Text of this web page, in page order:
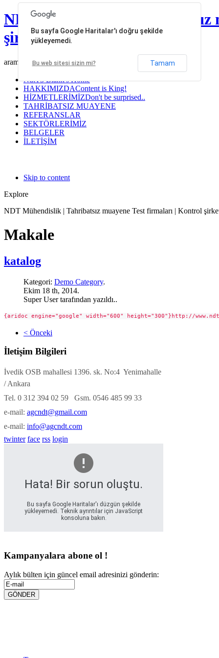
NDT Mühendislik |
şirketleri
arama...
NdtT3 Blank's Home
HAKKIMIZDAContent is King!
HİZMETLERİMİZDon't be surprised..
TAHRİBATSIZ MUAYENE
REFERANSLAR
SEKTÖRLERİMİZ
BELGELER
İLETİŞİM
Skip to content
Explore
NDT Mühendislik | Tahribatsız muayene Test firmaları | Kontrol
Makale
katalog
Kategori: Demo Category.
Ekim 18 th, 2014.
Super User tarafından yazıldı..
{aridoc engine="google" width="600" height="300"}http://
< Önceki
İletişim Bilgileri
İvedik OSB mahallesi 1396. sk. No:4 Yenimahalle
/ Ankara
Tel. 0 312 394 02 59 Gsm. 0546 485 99 33
e-mail: agcndt@gmail.com
e-mail: info@agcndt.com
twinter face rss login
Hata! Bir sorun oluştu.
Bu sayfa Google Haritalar'ı düzgün şekilde
yükleyemedi. Teknik ayrıntılar için JavaScript
konsoluna bakın.
Bu sayfa Google Haritalar'ı doğru şekilde
yükleyemedi.
Bu web sitesi sizin mi? Tamam
Kampanyalara abone ol !
Aylık bülten için güncel email adresinizi gönderin: